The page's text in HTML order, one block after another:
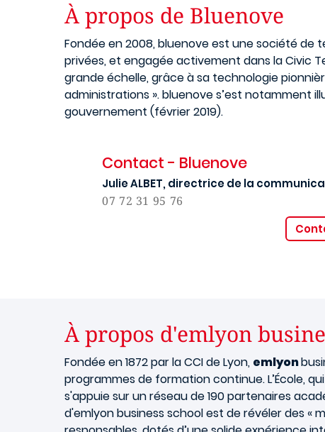
À propos de Bluenove
Fondée en 2008, bluenove est une société de
privées, et engagée activement dans la Civic
grande échelle, grâce à sa technologie
administrations ». bluenove s’est notamment
gouvernement (février 2019).
Contact - Bluenove
Julie ALBET, directrice de la
07 72 31 95 76
À propos d'emlyon
Fondée en 1872 par la CCI de Lyon, emlyon
programmes de formation continue. L’École,
s'appuie sur un réseau de 190 partenaires
d'emlyon business school est de révéler des «